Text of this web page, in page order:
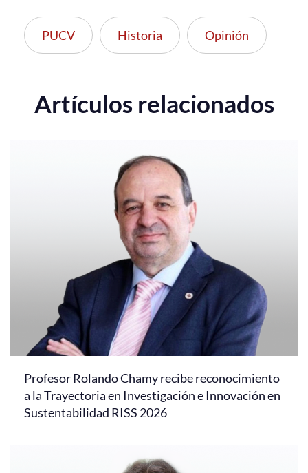
PUCV Historia Opinión
Artículos relacionados
Profesor Rolando Chamy recibe reconocimiento
a la Trayectoria en Investigación e Innovación en
Sustentabilidad RISS 2026